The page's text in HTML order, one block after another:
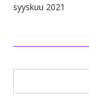
syyskuu 2021